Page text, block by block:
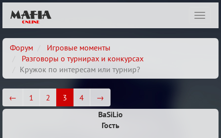
Форум
Игровые моменты
Разговоры о турнирах и конкурсах
Кружок по интересам или турнир?
← 1 2 3 4
→
BaSiLio
Гость